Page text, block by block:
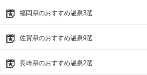
福岡県のおすすめ温泉3選
佐賀県のおすすめ温泉9選
長崎県のおすすめ温泉2選